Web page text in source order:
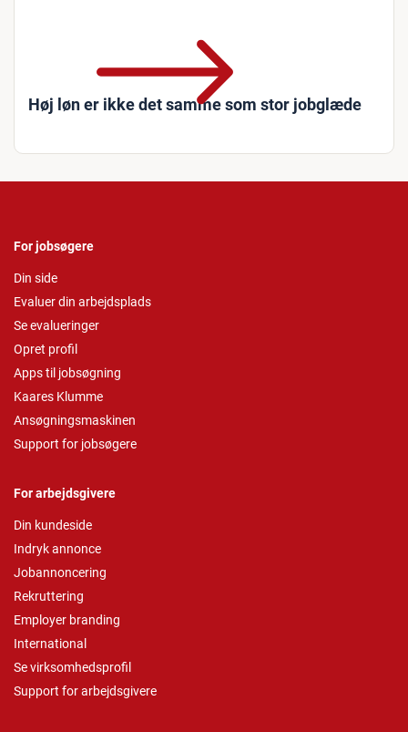
Høj løn er ikke det samme som stor jobglæde
For jobsøgere
Din side
Evaluer din arbejdsplads
Se evalueringer
Opret profil
Apps til jobsøgning
Kaares Klumme
Ansøgningsmaskinen
Support for jobsøgere
For arbejdsgivere
Din kundeside
Indryk annonce
Jobannoncering
Rekruttering
Employer branding
International
Se virksomhedsprofil
Support for arbejdsgivere